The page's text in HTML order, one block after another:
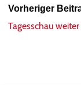
Vorheriger
Tagesschau